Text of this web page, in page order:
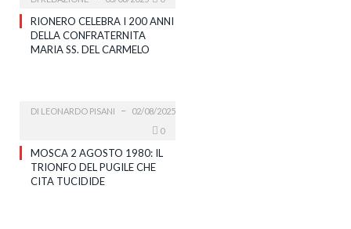
RIONERO CELEBRA I 200 ANNI
DELLA CONFRATERNITA
MARIA SS. DEL CARMELO
DI LEONARDO PISANI
02/08/2025
0
MOSCA 2 AGOSTO 1980: IL
TRIONFO DEL PUGILE CHE
CITA TUCIDIDE